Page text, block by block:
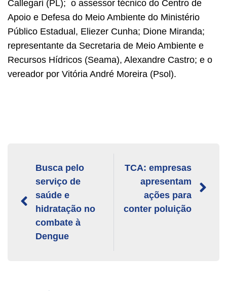
Callegari (PL); o assessor técnico do Centro de
Apoio e Defesa do Meio Ambiente do Ministério
Público Estadual, Eliezer Cunha; Dione Miranda;
representante da Secretaria de Meio Ambiente e
Recursos Hídricos (Seama), Alexandre Castro; e o
vereador por Vitória André Moreira (Psol).
Busca pelo
serviço de
saúde e
hidratação no
combate à
Dengue
TCA: empresas
apresentam
ações para
conter poluição